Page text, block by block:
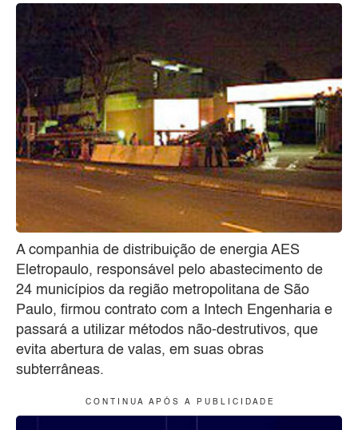
A companhia de distribuição de energia AES
Eletropaulo, responsável pelo abastecimento de
24 municípios da região metropolitana de São
Paulo, firmou contrato com a Intech Engenharia e
passará a utilizar métodos não-destrutivos, que
evita abertura de valas, em suas obras
subterrâneas.
C O N T I N U A A P Ó S A P U B L I C I D A D E